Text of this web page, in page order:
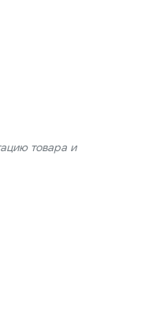
товара и